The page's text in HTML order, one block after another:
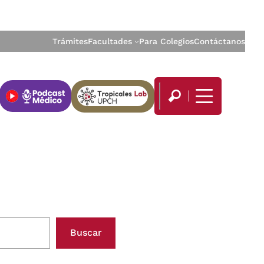
TrámitesFacultades Para ColegiosContáctanos
Buscar